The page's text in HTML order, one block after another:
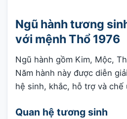
Ngũ hành tương
với mệnh Thổ 1976
Ngũ hành gồm Kim, Mộc,
Năm hành này được diễn
hệ sinh, khắc, hỗ trợ và chế
Quan hệ tương sinh